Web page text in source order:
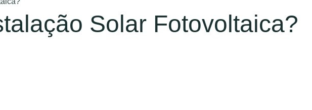
Solar Fotovoltaica?